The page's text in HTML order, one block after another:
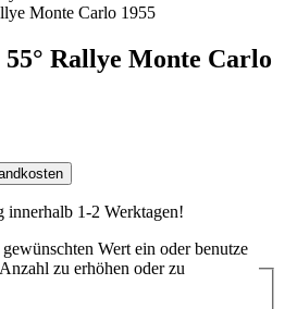
55° Rallye Monte Carlo
1-2 Werktagen!
Wert ein oder benutze
zu erhöhen oder zu